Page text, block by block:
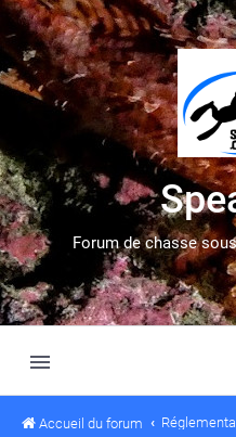
Forum de chasse
Accueil du forum